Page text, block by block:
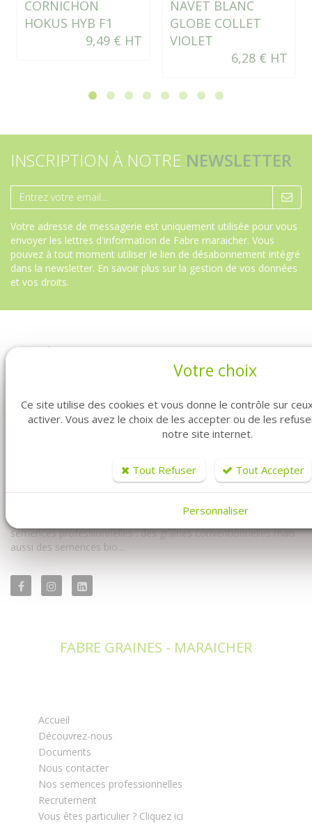
CORNICHON
HOKUS HYB F1
9,49 € HT
NAVET BLANC
GLOBE COLLET
VIOLET
6,28 € HT
INSCRIPTION À NOTRE NEWSLETTER
Votre adresse de messagerie est uniquement utilisée pour vous
envoyer les lettres d'information de Fabre maraicher. Vous
pouvez à tout moment utiliser le lien de désabonnement intégré
dans la newsletter. En savoir plus sur la gestion de vos données
et vos droits.
ligne pour vous les professionnels.
Vous y trouverez à la fois notre univers conventionnel mais
également notre univers biologique. Avec un très large choix de
semences professionnelles : des graines conventionnelles mais
aussi des semences bio...
FABRE GRAINES - MARAICHER
Accueil
Découvrez-nous
Documents
Nous contacter
Nos semences professionnelles
Recrutement
Vous êtes particulier ? Cliquez ici
Votre choix
Ce site utilise des cookies et vous donne le contrôle sur
activer. Vous avez le choix de les accepter ou de les
notre site internet.
Tout Refuser Tout Accepter
Personnaliser